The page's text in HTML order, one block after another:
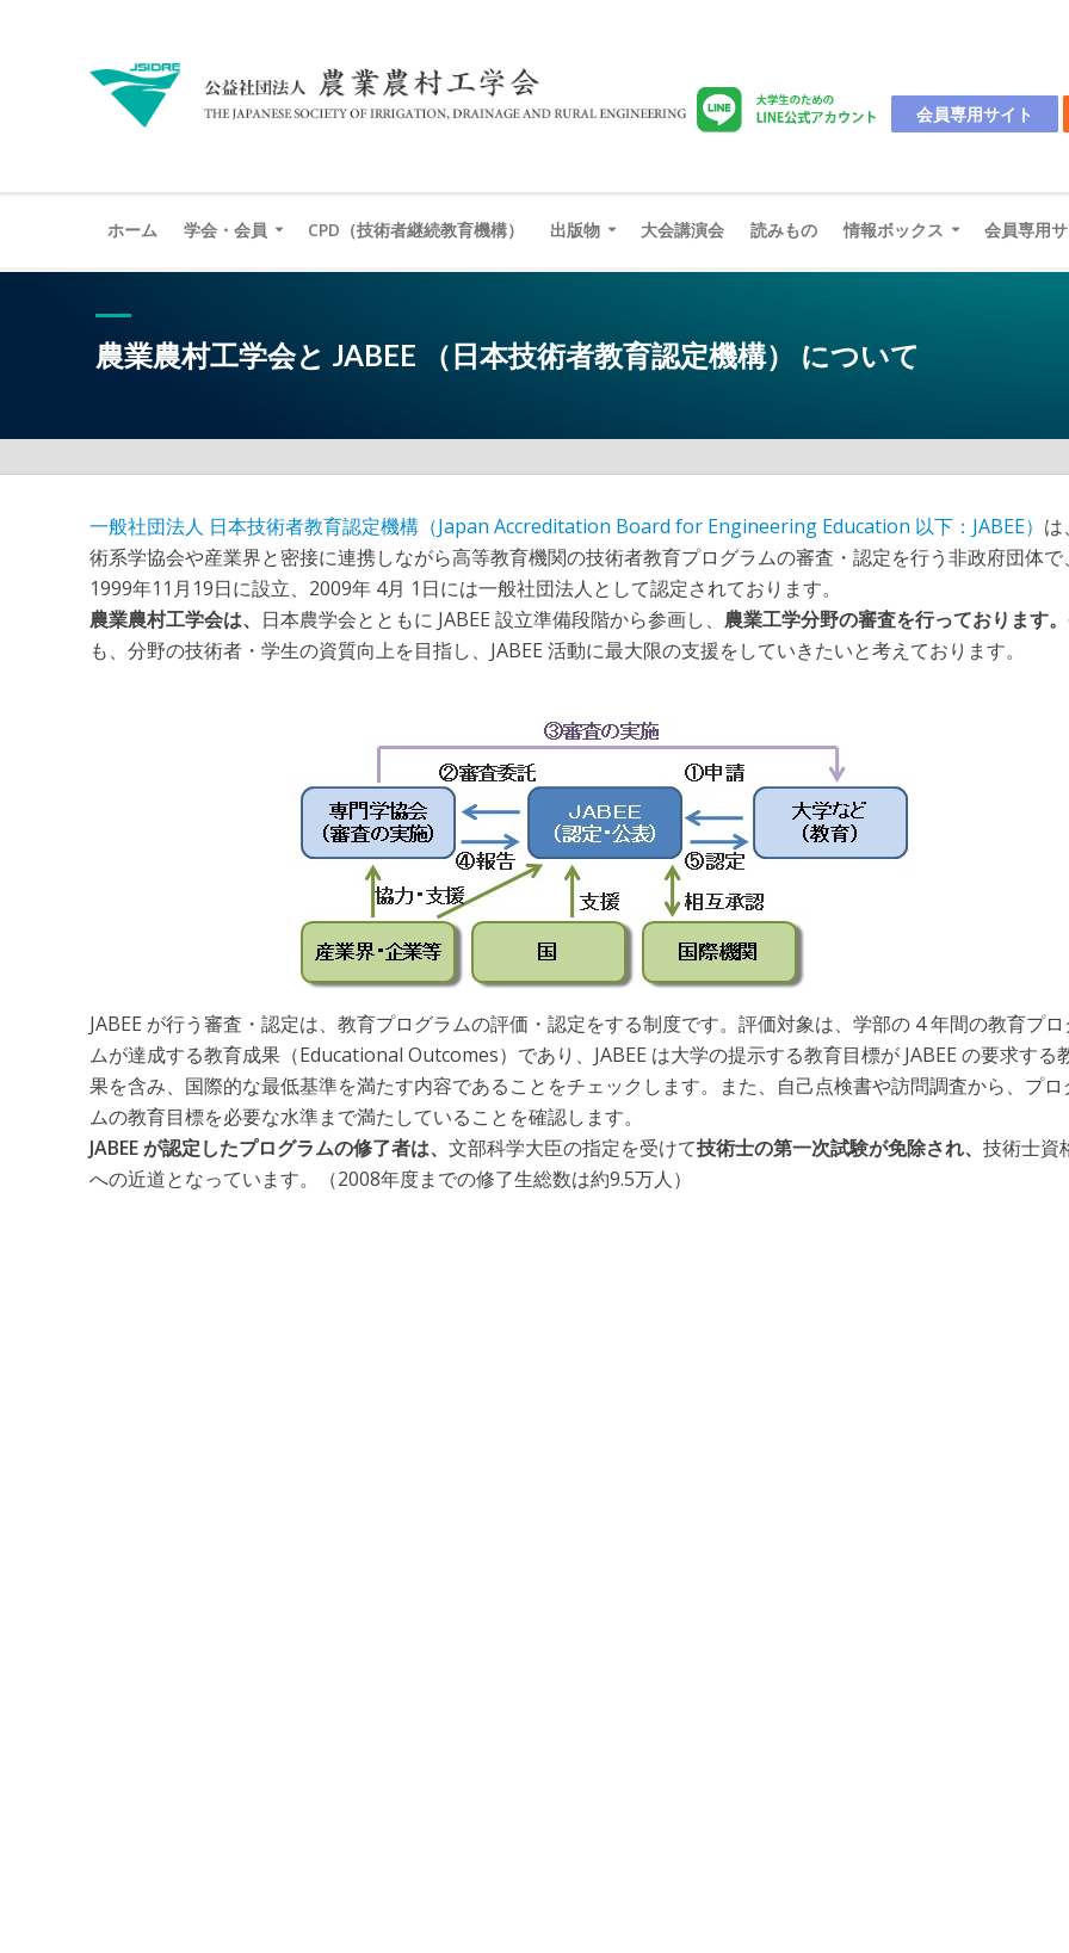
会員専用サイト
ホーム 学会・会員 CPD（技術者継続教育機構） 出版物 大会講演会 読みもの 情報ボックス 会員専用
農業農村工学会と JABEE （日本技術者教育認定機構） について
一般社団法人 日本技術者教育認定機構（Japan Accreditation Board for Engineering Education 以下：JABEE） は
術系学協会や産業界と密接に連携しながら高等教育機関の技術者教育プログラムの審査・認定を行う非政府団体で、
1999年11月19日に設立、2009年 4月 1日には一般社団法人として認定されております。
農業農村工学会は、 日本農学会とともに JABEE 設立準備段階から参画し、 農業工学分野の審査を行っております。
も、分野の技術者・学生の資質向上を目指し、JABEE 活動に最大限の支援をしていきたいと考えております。
JABEE が行う審査・認定は、教育プログラムの評価・認定をする制度です。評価対象は、学部の 4 年間の教育プロ
ムが達成する教育成果（Educational Outcomes）であり、JABEE は大学の提示する教育目標が JABEE の要求する
果を含み、国際的な最低基準を満たす内容であることをチェックします。また、自己点検書や訪問調査から、プロ
ムの教育目標を必要な水準まで満たしていることを確認します。
JABEE が認定したプログラムの修了者は、 文部科学大臣の指定を受けて技術士の第一次試験が免除され、 技術士資
への近道となっています。（2008年度までの修了生総数は約9.5万人）